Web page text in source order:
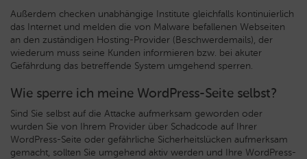
Außerdem checken unabhängige Institute gleichfalls kontinuierlich
das Internet und melden die von Malware befallenen Webseiten
an den zuständigen Hosting-Provider (Beschwerdemails), der
wiederum muss seine Kunden informieren bzw. bei akuter
Gefährdung das betreffende System umgehend sperren.
Wie sperre ich meine WordPress-Seite selbst?
Sind Sie selbst auf die Attacke aufmerksam geworden oder
wurden Sie von Ihrem Provider über Schadcode auf Ihrer
WordPress-Seite oder gefährliche Sicherheitslücken aufmerksam
gemacht, sollten Sie umgehend aktiv werden und Ihre WordPress-